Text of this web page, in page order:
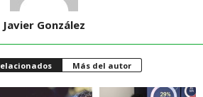
Javier González
Más del autor